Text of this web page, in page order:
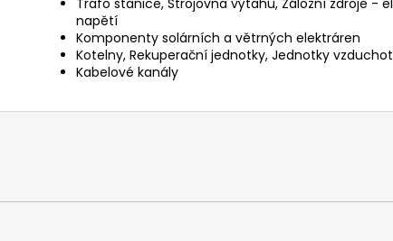
napětí
Komponenty solárních a větrných elektráren
Kotelny, Rekuperační jednotky, Jednotky
Kabelové kanály